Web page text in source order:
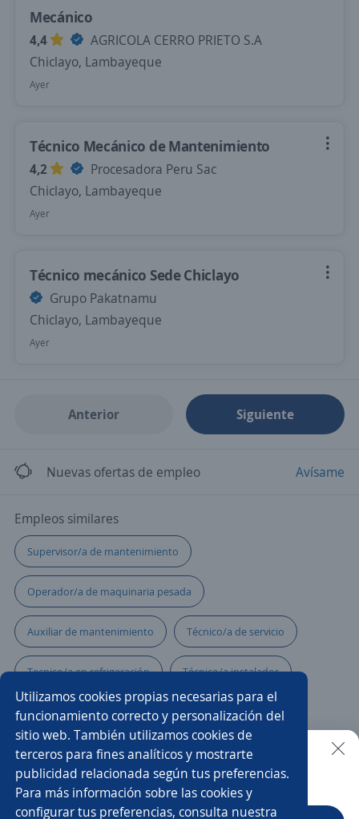
Mecánico
4,4
AGRICOLA CERRO PRIETO S.A
Chiclayo, Lambayeque
Ayer
Técnico Mecánico de Mantenimiento
4,2
Procesadora Peru Sac
Chiclayo, Lambayeque
Ayer
Técnico mecánico Sede Chiclayo
Grupo Pakatnamu
Chiclayo, Lambayeque
Ayer
Anterior Siguiente
Nuevas ofertas de empleo Avísame
Empleos similares
Supervisor/a de mantenimiento
Operador/a de maquinaria pesada
Auxiliar de mantenimiento Técnico/a de servicio
Tecnico/a en refrigeración Técnico/a instalador
Ayudante Multifuncionales
Electricista de mantenimiento Técnico automotriz
Asistente/a de mantenimiento Agrónomo/a
Buscar es más fácil en la app
Utilizamos cookies propias necesarias para el
funcionamiento correcto y personalización del
sitio web. También utilizamos cookies de
terceros para fines analíticos y mostrarte
publicidad relacionada según tus preferencias.
Para más información sobre las cookies y
configurar tus preferencias, consulta nuestra